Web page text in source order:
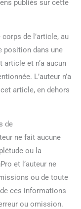
publiés sur cette
de l’article, au
position dans une
et n’a aucun
L’auteur n’a
article, en dehors
de
ne fait aucune
ou la
et l’auteur ne
ou de toute
ces informations
ou omission.